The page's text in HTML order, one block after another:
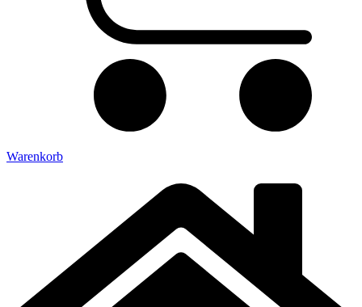
Warenkorb